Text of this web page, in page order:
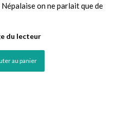
on ne parlait que de
du lecteur
au panier